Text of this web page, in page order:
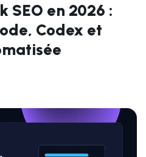
SEO en 2026 :
Codex et